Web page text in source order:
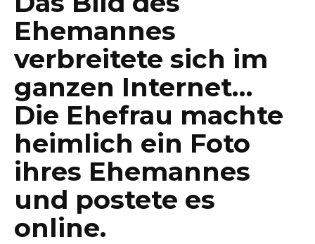
Ehemannes
verbreitete sich im
ganzen Internet…
Die Ehefrau machte
heimlich ein Foto
ihres Ehemannes
und postete es
online.